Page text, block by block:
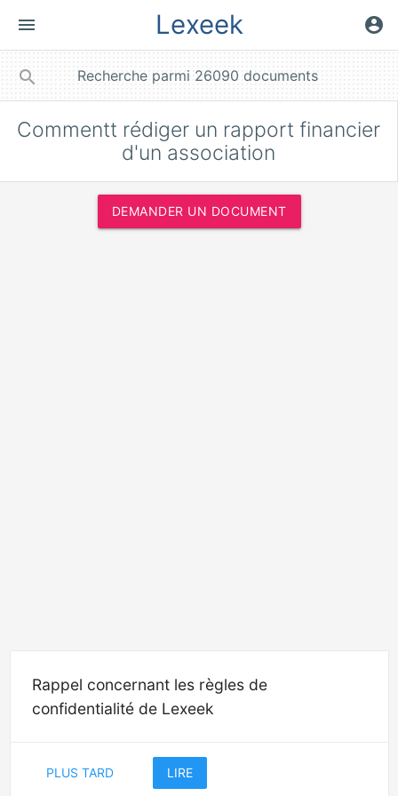
menu Lexeek account_circle
search
Commentt rédiger un rapport financier
d'un association
DEMANDER UN DOCUMENT
Rappel concernant les règles de
confidentialité de Lexeek
PLUS TARD LIRE